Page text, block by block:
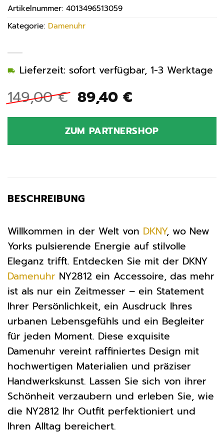
149,00€ Ursprünglicher
Preis
war:
149,00 €
89,40 €Aktueller
ist:
89,40 €.
Lieferzeit: sofort verfügbar, 1-3 Werktage
ZUM PARTNERSHOP
Artikelnummer: 4013496513059
Kategorie: Damenuhr
BESCHREIBUNG
Willkommen in der Welt von DKNY, wo New
Yorks pulsierende Energie auf stilvolle
Eleganz trifft. Entdecken Sie mit der DKNY
Damenuhr NY2812 ein Accessoire, das mehr
ist als nur ein Zeitmesser – ein Statement
Ihrer Persönlichkeit, ein Ausdruck Ihres
urbanen Lebensgefühls und ein Begleiter
für jeden Moment. Diese exquisite
Damenuhr vereint raffiniertes Design mit
hochwertigen Materialien und präziser
Handwerkskunst. Lassen Sie sich von ihrer
Schönheit verzaubern und erleben Sie, wie
die NY2812 Ihr Outfit perfektioniert und
Ihren Alltag bereichert.